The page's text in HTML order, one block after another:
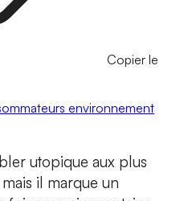
Copier le
environnement
utopique aux plus
il marque un